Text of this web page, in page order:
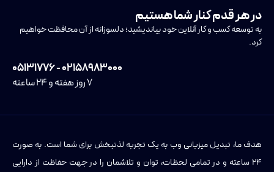
در هر قدم کنار شما هستیم
به توسعه کسب و کار آنلاین خود بیاندیشید؛ دلسوزانه از آن محافظت خواهیم
کرد.
۰۲۱۵۸۹۸۳۰۰۰ - ۰۵۱۳۱۷۷۶
۷ روز هفته و ۲۴ ساعته
هدف ما، تبدیل میزبانی وب به یک تجربه لذتبخش برای شما است. به صورت
۲۴ ساعته و در تمامی لحظات، توان و تلاشمان را در جهت حفاظت از دارایی